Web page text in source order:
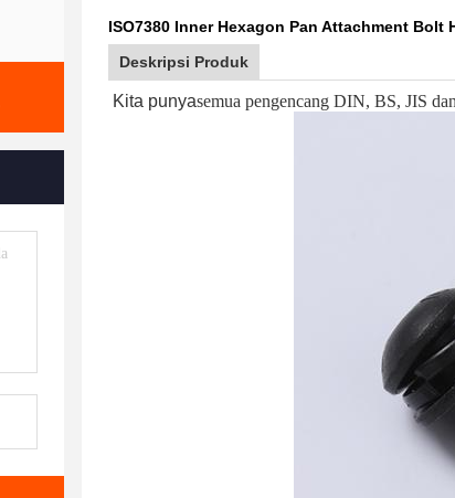
ISO7380 Inner Hexagon Pan Attachment
Deskripsi Produk
Kita punyasemua pengencang DIN, BS, JIS